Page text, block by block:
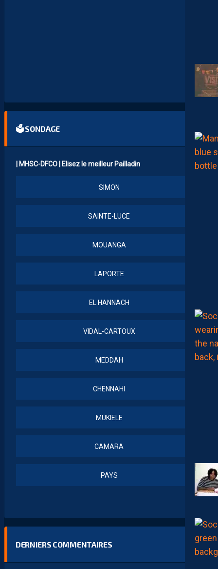
N
T
🗳 SONDAGE
| MHSC-DFCO | Elisez le meilleur Pailladin
SIMON
SAINTE-LUCE
MOUANGA
LAPORTE
EL HANNACH
VIDAL-CARTOUX
MEDDAH
CHENNAHI
MUKIELE
CAMARA
PAYS
DERNIERS COMMENTAIRES